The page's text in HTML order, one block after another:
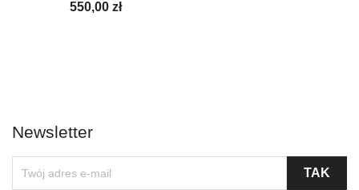
550,00 zł
Newsletter